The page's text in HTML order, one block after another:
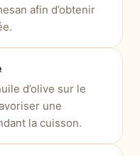
afin d’obtenir
d’olive sur le
une
la cuisson.